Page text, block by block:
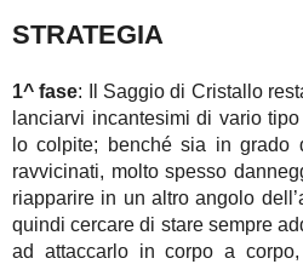
STRATEGIA
1^ fase: Il Saggio di Cristallo
lanciarvi incantesimi di vario
lo colpite; benché sia in grado
ravvicinati, molto spesso
riapparire in un altro angolo
quindi cercare di stare sempre
ad attaccarlo in corpo a